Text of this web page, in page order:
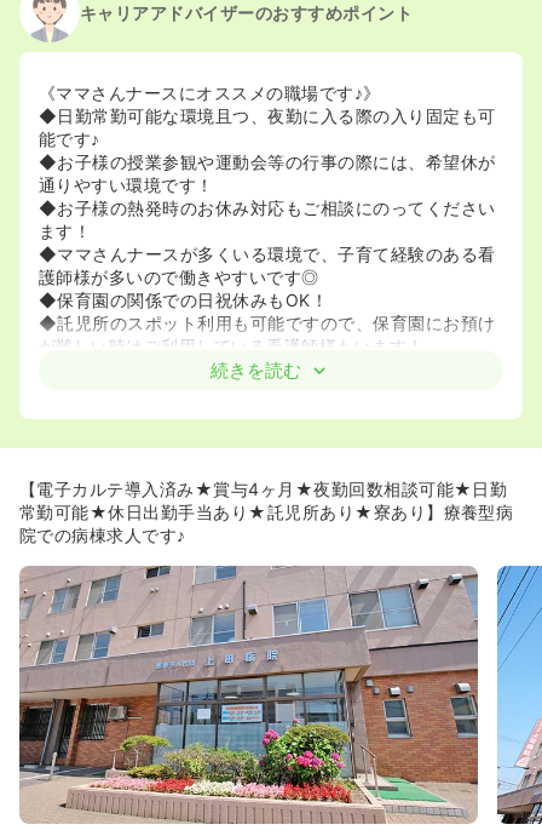
キャリアアドバイザーのおすすめポイント
《ママさんナースにオススメの職場です♪》
◆日勤常勤可能な環境且つ、夜勤に入る際の入り固定も可
能です♪
◆お子様の授業参観や運動会等の行事の際には、希望休が
通りやすい環境です！
◆お子様の熱発時のお休み対応もご相談にのってください
ます！
◆ママさんナースが多くいる環境で、子育て経験のある看
護師様が多いので働きやすいです◎
◆保育園の関係での日祝休みもOK！
◆託児所のスポット利用も可能ですので、保育園にお預け
が難しい時はご利用している看護師様もいます！
◆東室蘭駅から徒歩5分の場所に位置しており、公共交通
だけます♪
◆明るく綺麗な施設ですので気持ちよく働いて頂けます。
◆残業時間が月に3時間以内と少なく、ワークライフバラ
ンスを大切にされたい方にオススメです♪
◆残業がほとんどございません。仕事とプライベートの両
立が図れます。
◆夜勤回数の相談も可能なので、夜勤少なめで1回からの
相談が可能です◎
◆病棟での日勤常勤での働き方も相談可能です♪
◆勤務の仕方については、長期的に就業をしていただける
うように柔軟に相談可能となっております♪
◆有給取得率は100%ですので、年間休日数も最大120日で
す！
続きを読む
【電子カルテ導入済み★賞与4ヶ月★夜勤回数相談可能★日勤
常勤可能★休日出勤手当あり★託児所あり★寮あり】療養型病
院での病棟求人です♪